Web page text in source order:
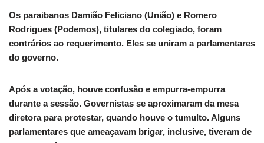
Os paraibanos Damião Feliciano (União) e Romero
Rodrigues (Podemos), titulares do colegiado, foram
contrários ao requerimento. Eles se uniram a parlamentares
do governo.
Após a votação, houve confusão e empurra-empurra
durante a sessão. Governistas se aproximaram da mesa
diretora para protestar, quando houve o tumulto. Alguns
parlamentares que ameaçavam brigar, inclusive, tiveram de